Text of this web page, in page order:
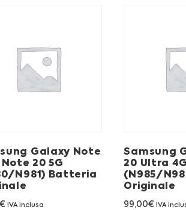
Galaxy Note
20 5G
N981) Batteria
€ IVA inclusa
Samsung
20 Ultra
(N985/
Originale
99,00€ IVA